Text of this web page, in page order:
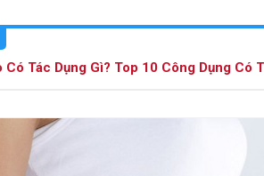
Có Tác Dụng Gì? Top 10 Công Dụng Có